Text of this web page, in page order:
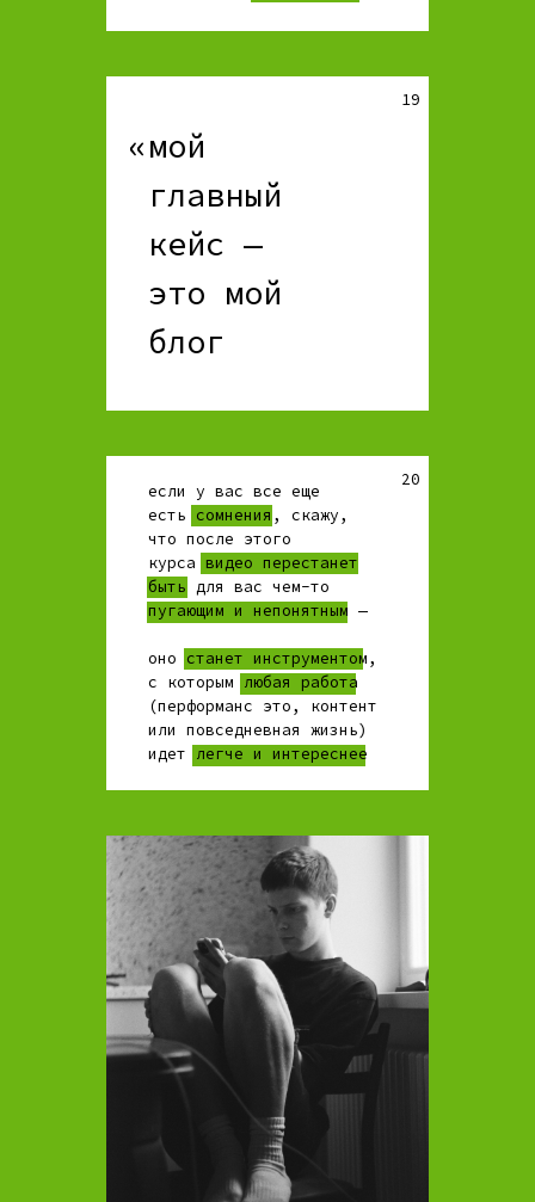
19
«мой
главный
кейс —
это мой
блог
если у вас все еще
есть сомнения, скажу,
что после этого
курса видео перестанет
быть для вас чем-то
пугающим и непонятным —
оно станет инструментом,
с которым любая работа
(перформанс это, контент
или повседневная жизнь)
идет легче и интереснее
20